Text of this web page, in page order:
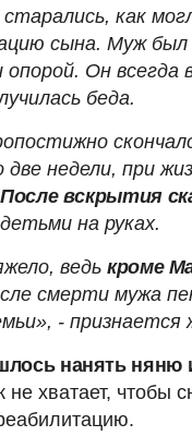
как
сына. Муж
опорой. Он
беда.
две недели, при
После вскрытия
на руках.
ведь кроме
смерти мужа
- признается
нанять няню
не хватает, чтобы